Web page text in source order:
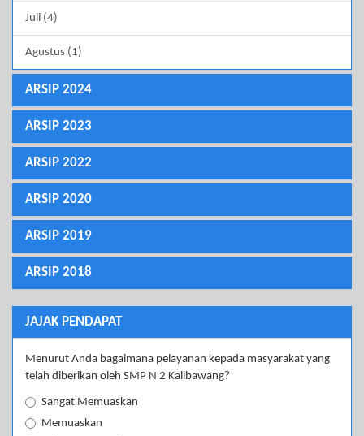
Juli (4)
Agustus (1)
ARSIP 2024
ARSIP 2023
ARSIP 2022
ARSIP 2020
ARSIP 2019
ARSIP 2018
JAJAK PENDAPAT
Menurut Anda bagaimana pelayanan kepada masyarakat yang
telah diberikan oleh SMP N 2 Kalibawang?
Sangat Memuaskan
Memuaskan